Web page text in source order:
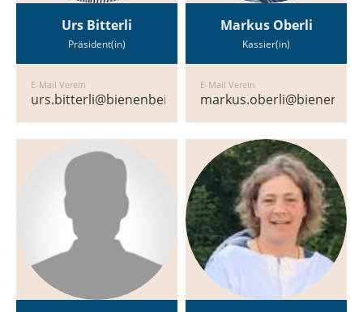
Urs Bitterli
Präsident(in)
E-Mail Verein
urs.bitterli@bienenbeiderbasel.ch
Markus Oberli
Kassier(in)
E-Mail Verein